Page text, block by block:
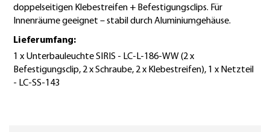
doppelseitigen Klebestreifen + Befestigungsclips. Für
Innenräume geeignet – stabil durch Aluminiumgehäuse.
Lieferumfang:
1 x Unterbauleuchte SIRIS - LC-L-186-WW (2 x
Befestigungsclip, 2 x Schraube, 2 x Klebestreifen), 1 x Netzteil
- LC-SS-143